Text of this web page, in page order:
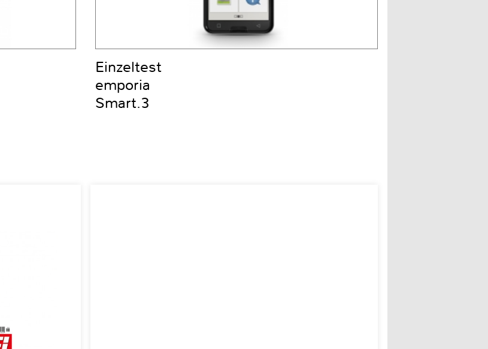
Einzeltest
emporia
Smart.3